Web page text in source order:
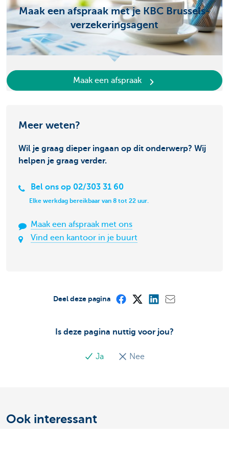
Maak een afspraak met je KBC Brussels-
verzekeringsagent
Maak een afspraak
Meer weten?
Wil je graag dieper ingaan op dit onderwerp? Wij
helpen je graag verder.
Bel ons op 02/303 31 60
Elke werkdag bereikbaar van 8 tot 22 uur.
Maak een afspraak met ons
Vind een kantoor in je buurt
Is deze pagina nuttig voor jou?
Ja Nee
Deel deze pagina
Ook interessant